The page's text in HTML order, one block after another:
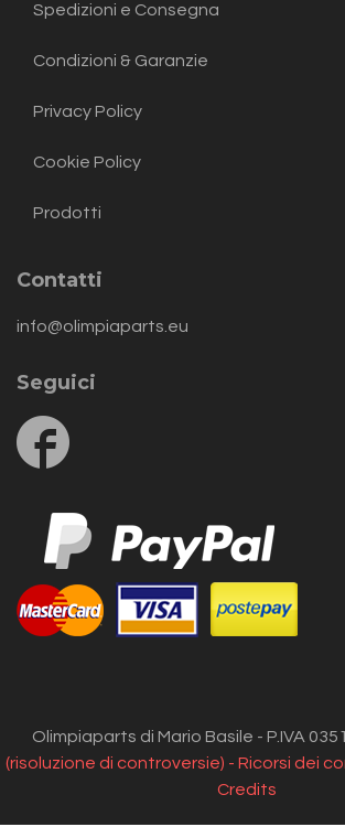
Spedizioni e Consegna
Condizioni & Garanzie
Privacy Policy
Cookie Policy
Prodotti
Contatti
info@olimpiaparts.eu
Seguici
us
Olimpiaparts di Mario Basile - P.IVA
(risoluzione di controversie) - Ricorsi dei
Credits